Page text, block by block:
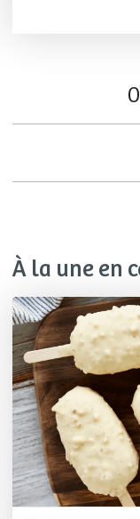
À la une en